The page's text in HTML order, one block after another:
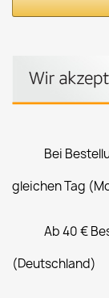
Bei
gleichen Tag
Ab 40 €
(Deutschland)